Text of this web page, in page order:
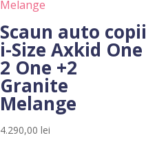
Scaun auto copii
i-Size Axkid One
2 One +2
Granite
Melange
4.290,00 lei